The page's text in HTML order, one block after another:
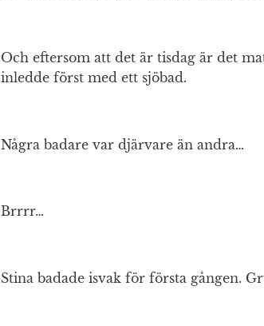
Och eftersom att det är tisdag är det
inledde först med ett sjöbad.
Några badare var djärvare än andra…
Brrrr…
Stina badade isvak för första gången.